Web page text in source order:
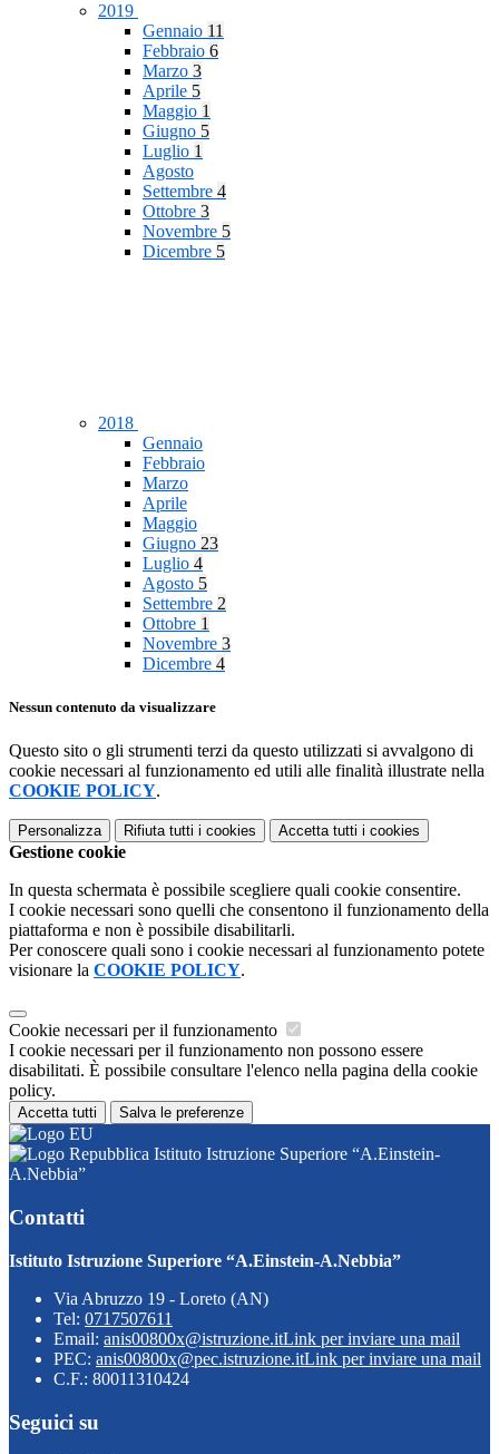
2019
Gennaio 11
Febbraio 6
Marzo 3
Aprile 5
Maggio 1
Giugno 5
Luglio 1
Agosto
Settembre 4
Ottobre 3
Novembre 5
Dicembre 5
2018
Gennaio
Febbraio
Marzo
Aprile
Maggio
Giugno 23
Luglio 4
Agosto 5
Settembre 2
Ottobre 1
Novembre 3
Dicembre 4
Nessun contenuto da visualizzare
Questo sito o gli strumenti terzi da questo utilizzati si avvalgono di
cookie necessari al funzionamento ed utili alle finalità illustrate nella
COOKIE POLICY.
Personalizza Rifiuta tutti i cookies Accetta tutti i cookies
Gestione cookie
In questa schermata è possibile scegliere quali cookie consentire.
I cookie necessari sono quelli che consentono il funzionamento della
piattaforma e non è possibile disabilitarli.
Per conoscere quali sono i cookie necessari al funzionamento potete
visionare la COOKIE POLICY.
Cookie necessari per il funzionamento
I cookie necessari per il funzionamento non possono essere
disabilitati. È possibile consultare l'elenco nella pagina della cookie
policy.
Accetta tutti Salva le preferenze
Istituto Istruzione Superiore “A.Einstein-
A.Nebbia”
Contatti
Istituto Istruzione Superiore “A.Einstein-A.Nebbia”
Via Abruzzo 19 - Loreto (AN)
Tel: 0717507611
Email: anis00800x@istruzione.itLink per inviare una mail
PEC: anis00800x@pec.istruzione.itLink per inviare una mail
C.F.: 80011310424
Seguici su